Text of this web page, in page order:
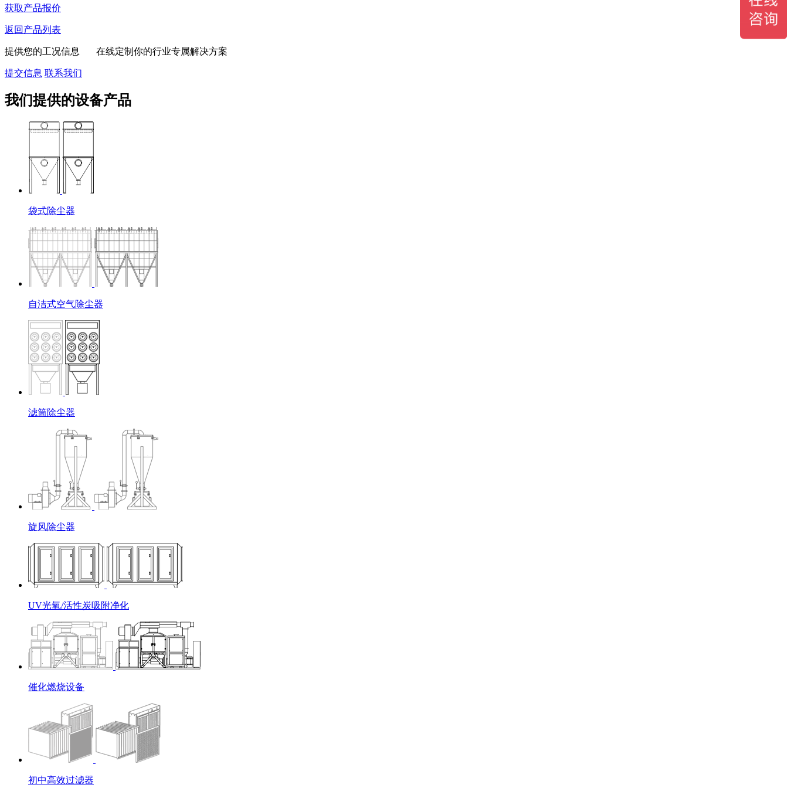
获取产品报价
返回产品列表
提供您的工况信息 在线定制你的行业专属解决方案
提交信息 联系我们
我们提供的设备产品
袋式除尘器
自洁式空气除尘器
滤筒除尘器
旋风除尘器
UV光氧/活性炭吸附净化
催化燃烧设备
初中高效过滤器